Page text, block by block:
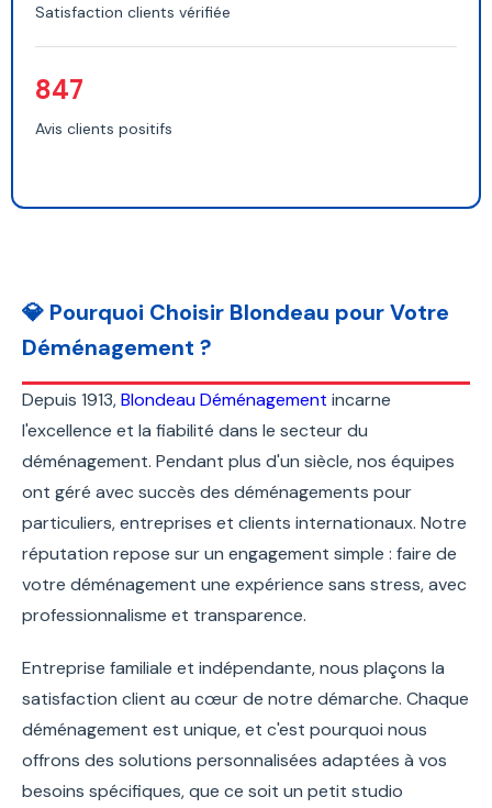
Satisfaction clients vérifiée
847
Avis clients positifs
💎 Pourquoi Choisir Blondeau pour Votre
Déménagement ?
Depuis 1913,Blondeau Déménagement incarne
l'excellence et la fiabilité dans le secteur du
déménagement. Pendant plus d'un siècle, nos équipes
ont géré avec succès des déménagements pour
particuliers, entreprises et clients internationaux. Notre
réputation repose sur un engagement simple : faire de
votre déménagement une expérience sans stress, avec
professionnalisme et transparence.
Entreprise familiale et indépendante, nous plaçons la
satisfaction client au cœur de notre démarche. Chaque
déménagement est unique, et c'est pourquoi nous
offrons des solutions personnalisées adaptées à vos
besoins spécifiques, que ce soit un petit studio